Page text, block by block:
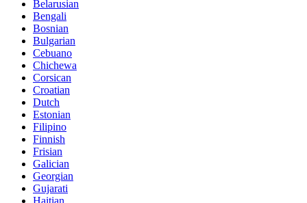
Belarusian
Bengali
Bosnian
Bulgarian
Cebuano
Chichewa
Corsican
Croatian
Dutch
Estonian
Filipino
Finnish
Frisian
Galician
Georgian
Gujarati